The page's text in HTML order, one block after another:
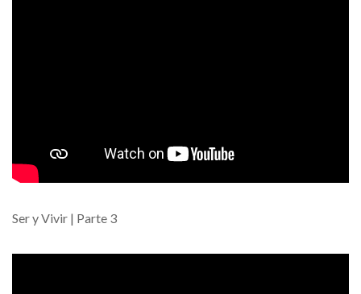
Ser y Vivir | Parte 3